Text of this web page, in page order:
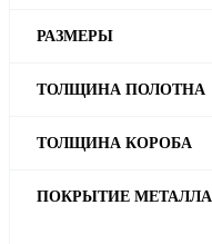
РАЗМЕРЫ
ТОЛЩИНА ПОЛОТНА
ТОЛЩИНА КОРОБА
ПОКРЫТИЕ МЕТАЛЛА